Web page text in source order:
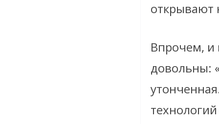
открывают
Впрочем, и
довольны: